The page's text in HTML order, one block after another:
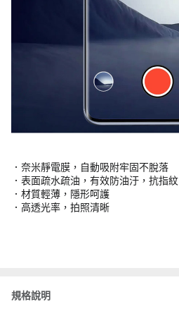
．奈米靜電膜，自動吸附牢固不脫落
．表面疏水疏油，有效防油汙，抗指紋
．材質輕薄，隱形呵護
．高透光率，拍照清晰
規格說明